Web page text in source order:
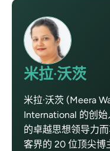
米拉·沃茨
米拉·沃茨 (Meera
International 的创
的卓越思想领导力
客界的 20 位顶尖博